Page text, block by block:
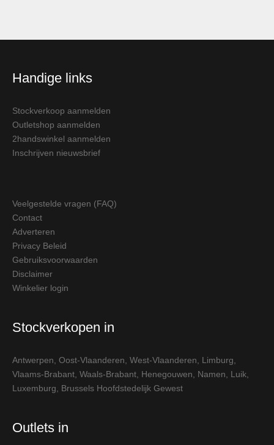
Handige links
Stockverkoop aanmelden
Outletshop aanmelden
2handswinkel aanmelden
Inschrijven nieuwsbrief
Veelgestelde vragen (FAQ)
Contact
Adverteren
Privacy Beleid
Gebruiksvoorwaarden
Disclaimer
Winkelier login
Stockverkopen in
Antwerpen Oost-Vlaanderen West-Vlaanderen Limburg
Vlaams-Brabant Waals-Brabant Henegouwen Namen Luik
Luxemburg
Brussels Hoofdstedelijk Gewest
Outlets in